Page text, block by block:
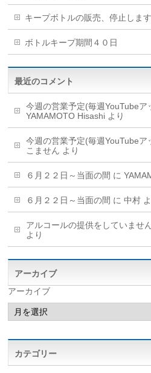
キープボトルの販売、停止します
ボトルキープ期間４０日
最近のコメント
今週の営業予定(毎週YouTubeア
YAMAMOTO Hisashi より
今週の営業予定(毎週YouTubeア
こません より
６月２２日～当面の間 に
６月２２日～当面の間 に中村
アルコールの提供をしていません
より
アーカイブ
アーカイブ
カテゴリー